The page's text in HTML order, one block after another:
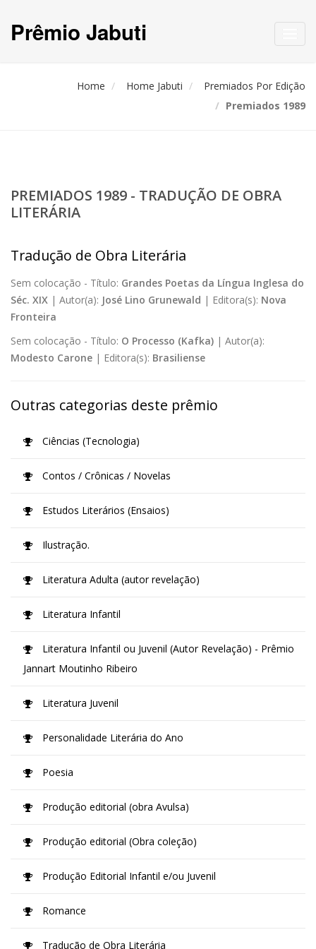
Prêmio Jabuti
Home Home Jabuti
Premiados Por Edição
Premiados 1989
PREMIADOS 1989 - TRADUÇÃO DE OBRA
LITERÁRIA
Tradução de Obra Literária
Sem colocação - Título: Grandes Poetas da Língua Inglesa do
Séc. XIX | Autor(a): José Lino Grunewald | Editora(s): Nova
Fronteira
Sem colocação - Título: O Processo (Kafka) | Autor(a):
Modesto Carone | Editora(s): Brasiliense
Outras categorias deste prêmio
Ciências (Tecnologia)
Contos / Crônicas / Novelas
Estudos Literários (Ensaios)
Ilustração.
Literatura Adulta (autor revelação)
Literatura Infantil
Literatura Infantil ou Juvenil (Autor Revelação) - Prêmio
Jannart Moutinho Ribeiro
Literatura Juvenil
Personalidade Literária do Ano
Poesia
Produção editorial (obra Avulsa)
Produção editorial (Obra coleção)
Produção Editorial Infantil e/ou Juvenil
Romance
Tradução de Obra Literária